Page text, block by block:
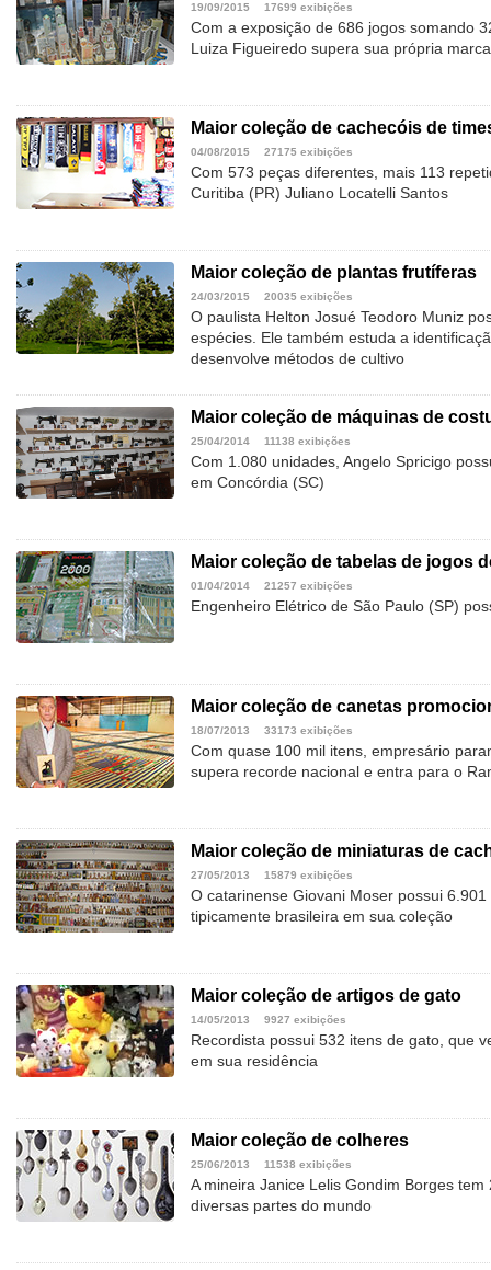
19/09/2015 17699 exibições
Com a exposição de 686 jogos somando
Luiza Figueiredo supera sua própria
Maior coleção de cachecóis de
04/08/2015 27175 exibições
Com 573 peças diferentes, mais 113
Curitiba (PR) Juliano Locatelli Santos
Maior coleção de plantas frutíferas
24/03/2015 20035 exibições
O paulista Helton Josué Teodoro Muniz
espécies. Ele também estuda a
desenvolve métodos de cultivo
Maior coleção de máquinas de
25/04/2014 11138 exibições
Com 1.080 unidades, Angelo Spricigo
em Concórdia (SC)
Maior coleção de tabelas de jogos
01/04/2014 21257 exibições
Engenheiro Elétrico de São Paulo (SP)
Maior coleção de canetas
18/07/2013 33173 exibições
Com quase 100 mil itens, empresário
supera recorde nacional e entra para o
Maior coleção de miniaturas de
27/05/2013 15879 exibições
O catarinense Giovani Moser possui
tipicamente brasileira em sua coleção
Maior coleção de artigos de gato
14/05/2013 9927 exibições
Recordista possui 532 itens de gato, que
em sua residência
Maior coleção de colheres
25/06/2013 11538 exibições
A mineira Janice Lelis Gondim Borges
diversas partes do mundo